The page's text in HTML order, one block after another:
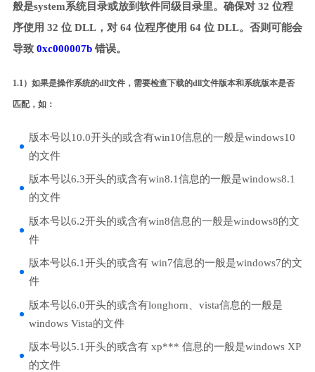
般是system系统目录或放到软件同级目录里。确保对 32 位程
序使用 32 位 DLL，对 64 位程序使用 64 位 DLL。否则可能会
导致 0xc000007b错误。
1.1）如果是操作系统的dll文件，需要检查下载的dll文件版本和系统版本是否
匹配，如：
版本号以10.0开头的或含有win10信息的一般是windows10
的文件
版本号以6.3开头的或含有win8.1信息的一般是windows8.1
的文件
版本号以6.2开头的或含有win8信息的一般是windows8的文
件
版本号以6.1开头的或含有 win7信息的一般是windows7的文
件
版本号以6.0开头的或含有longhorn、vista信息的一般是
windows Vista的文件
版本号以5.1开头的或含有 xp*** 信息的一般是windows XP
的文件